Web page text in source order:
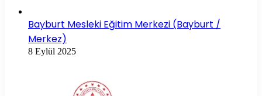
Bayburt Mesleki Eğitim Merkezi (Bayburt /
Merkez)
8 Eylül 2025